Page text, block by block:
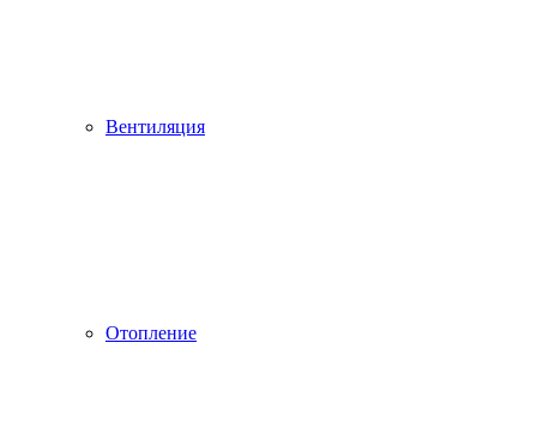
Вентиляция
Отопление